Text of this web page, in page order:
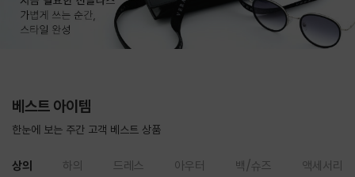
베스트 아이템
한눈에 보는 주간 고객 베스트 상품
상의 하의 드레스 아우터 백/슈즈 액세서리